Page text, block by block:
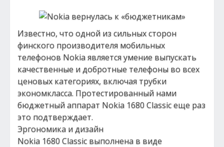
Известно, что одной из сильных сторон
финского производителя мобильных
телефонов Nokia является умение выпускать
качественные и добротные телефоны во всех
ценовых категориях, включая трубки
экономкласса. Протестированный нами
бюджетный аппарат Nokia 1680 Classic еще раз
это подтверждает.
Эргономика и дизайн
Nokia 1680 Classic выполнена в виде